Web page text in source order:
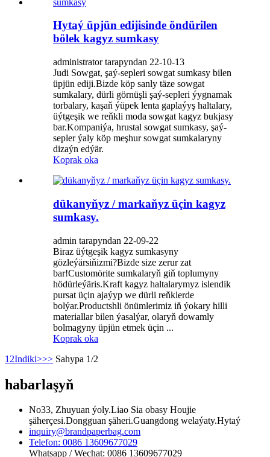
Hytaý üpjün edijisinde öndürilen
bölek kagyz sumkasy
administrator tarapyndan 22-10-13
Judi Sowgat, şaý-sepleri sowgat sumkasy bilen
üpjün ediji.Bizde köp sanly täze sowgat
sumkalary, dürli görnüşli şaý-sepleri ýygnamak
torbalary, kaşaň ýüpek lenta gaplaýyş haltalary,
üýtgeşik we reňkli moda sowgat kagyz bukjasy
bar.Kompaniýa, hrustal sowgat sumkasy, şaý-
sepler ýaly köp meşhur sowgat sumkalaryny
dizaýn edýär.
Koprak oka
dükanyňyz / markaňyz üçin kagyz
sumkasy.
admin tarapyndan 22-09-22
Biraz üýtgeşik kagyz sumkasyny
gözleýärsiňizmi?Bizde size zerur zat
bar!Customörite sumkalaryň giň toplumyny
hödürleýäris.Kraft kagyz haltalarymyz islendik
pursat üçin ajaýyp we dürli reňklerde
bolýar.Productshli önümlerimiz iň ýokary hilli
materiallar bilen ýasalýar, olaryň dowamly
bolmagyny üpjün etmek üçin ...
Koprak oka
1 2Indiki>>> Sahypa 1/2
habarlaşyň
No33, Zhuyuan ýoly.Liao Sia obasy Houjie
şäherçesi.Dongguan şäheri.Guangdong welaýaty.Hytaý
inquiry@brandpaperbag.com
Telefon: 0086 13609677029
Whatsapp / Wechat: 0086 13609677029